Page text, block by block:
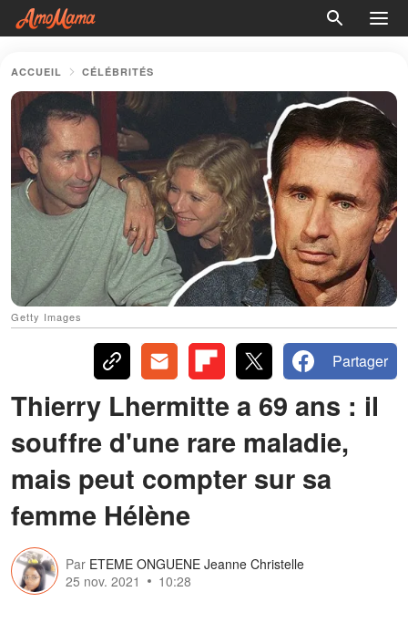
ACCUEIL CÉLÉBRITÉS
Getty Images
Partager
Thierry Lhermitte a 69 ans : il
souffre d'une rare maladie,
mais peut compter sur sa
femme Hélène
Par ETEME ONGUENE Jeanne Christelle
25 nov. 2021
10:28